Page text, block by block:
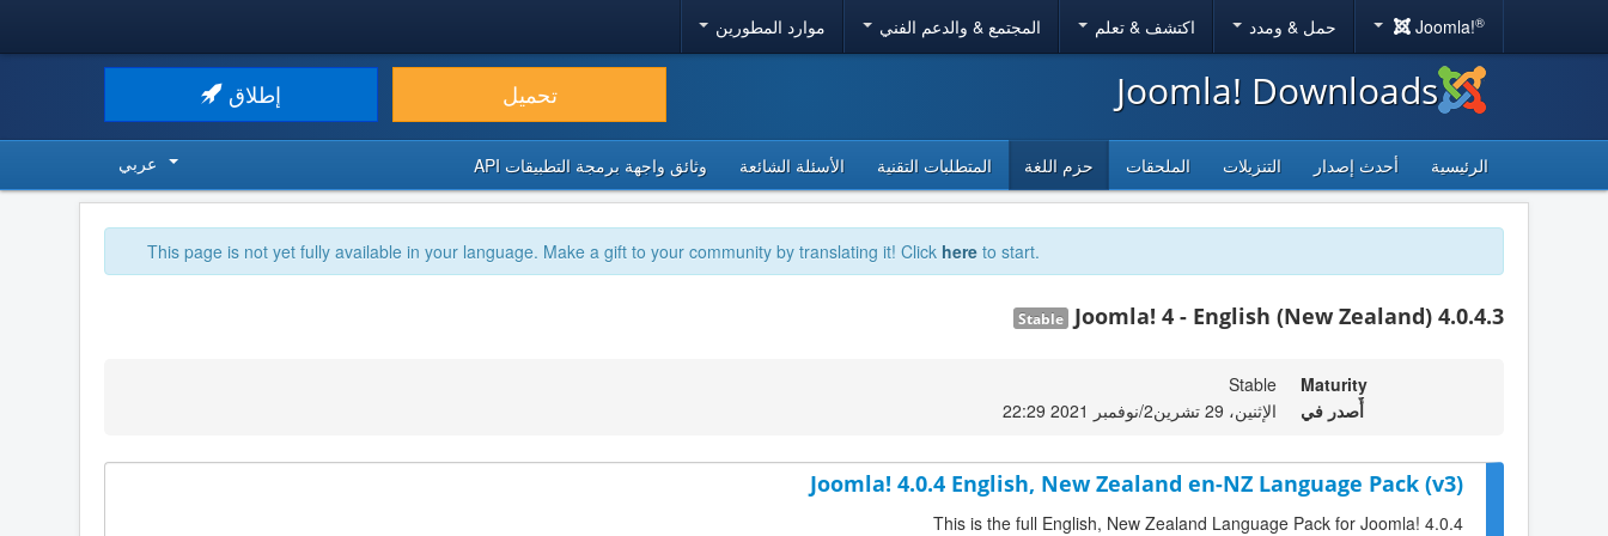
Joomla!® حمل & ومدد اكتشف & تعلم المجتمع & والدعم الفني موارد المطورين
Joomla! Downloads تحميل إطلاق
الرئيسية أحدث إصدار التنزيلات الملحقات حزم اللغة المتطلبات التقنية الأسئلة الشائعة وثائق واجهة برمجة التطبيقات API عربي
This page is not yet fully available in your language. Make a gift to your community by translating it! Click here to start.
Joomla! 4 - English (New Zealand) 4.0.4.3
Stable
Maturity
Stable
أٌصدر في
الإثنين، 29 تشرين2/نوفمبر 2021 22:29
Joomla! 4.0.4 English, New Zealand en-NZ Language Pack (v3)
This is the full English, New Zealand Language Pack for Joomla! 4.0.4